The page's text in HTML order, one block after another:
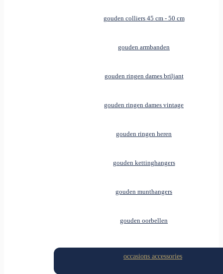
gouden colliers 45 cm - 50 cm
gouden armbanden
gouden ringen dames briljant
gouden ringen dames vintage
gouden ringen heren
gouden kettinghangers
gouden munthangers
gouden oorbellen
occasions accessories